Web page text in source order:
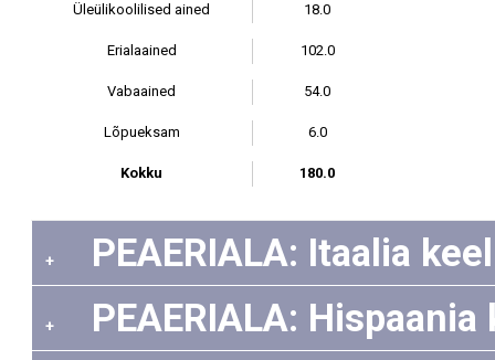
Üleülikoolilised ained 18.0
Erialaained 102.0
Vabaained 54.0
Lõpueksam 6.0
Kokku 180.0
+ PEAERIALA: Itaalia
+ PEAERIALA: